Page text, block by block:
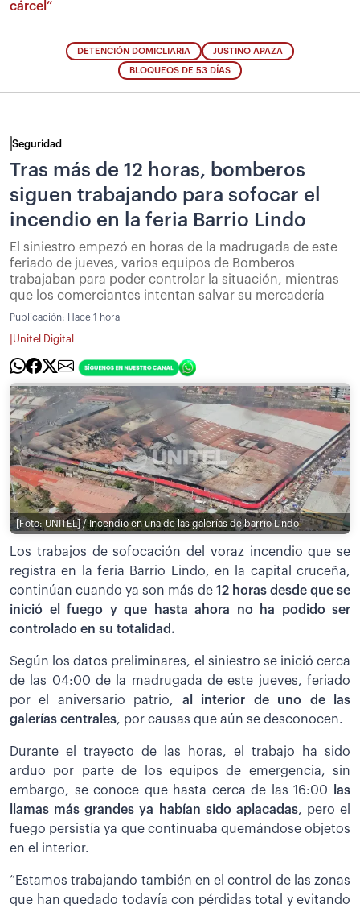
cárcel”
DETENCIÓN DOMICLIARIA JUSTINO APAZA
BLOQUEOS DE 53 DÍAS
Seguridad
Tras más de 12 horas, bomberos
siguen trabajando para sofocar el
incendio en la feria Barrio Lindo
El siniestro empezó en horas de la madrugada de este
feriado de jueves, varios equipos de Bomberos
trabajaban para poder controlar la situación, mientras
que los comerciantes intentan salvar su mercadería
Publicación: Hace 1 hora
Unitel Digital
[Foto: UNITEL] / Incendio en una de las galerías de barrio Lindo
Los trabajos de sofocación del voraz incendio que se
registra en la feria Barrio Lindo, en la capital cruceña,
continúan cuando ya son más de 12 horas desde que se
inició el fuego y que hasta ahora no ha podido ser
controlado en su totalidad.
Según los datos preliminares, el siniestro se inició cerca
de las 04:00 de la madrugada de este jueves, feriado
por el aniversario patrio, al interior de uno de las
galerías centrales, por causas que aún se desconocen.
Durante el trayecto de las horas, el trabajo ha sido
arduo por parte de los equipos de emergencia, sin
embargo, se conoce que hasta cerca de las 16:00
las
llamas más grandes ya habían sido aplacadas, pero el
fuego persistía ya que continuaba quemándose objetos
en el interior.
“Estamos trabajando también en el control de las zonas
que han quedado todavía con pérdidas total y evitando